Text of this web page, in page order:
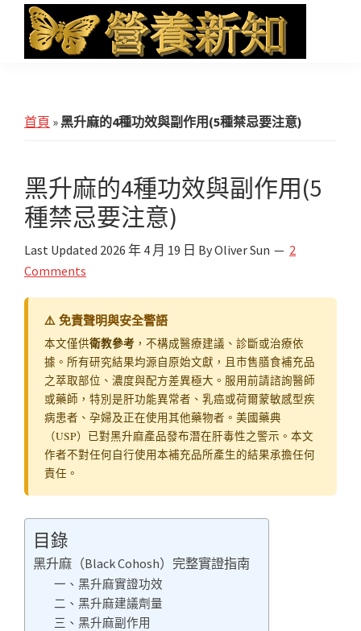
main
primary
footer
知
and
首頁 »黑升麻的4種功效與副作用(5種禁忌要注意)
黑升麻的4種功效與副作用(5
種禁忌要注意)
Last Updated 2026 年 4 月 19 日 ByOliver Sun
2
Comments
⚠️ 免責聲明與安全警語
本文僅供衛教參考 ，不構成醫療建議、診斷或治療依
據。所有研究結果均源自原始文獻，且市售膳食補充品
之萃取部位、濃度與配方差異極大。服用前請諮詢醫師
或藥師，特別是肝功能異常者、乳癌或荷爾蒙敏感型疾
病患者、孕婦及正在使用其他藥物者。美國藥典
（USP）已對黑升麻產品發布潛在肝毒性之警示。本文
作者不對任何自行使用本補充品所產生的結果承擔任何
責任。
目錄
黑升麻（Black Cohosh）完整實證指南
一、黑升麻實證功效
二、黑升麻建議劑量
三、黑升麻副作用